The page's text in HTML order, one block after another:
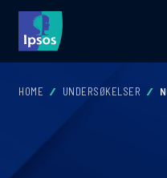
HOME UNDERSØKELSER